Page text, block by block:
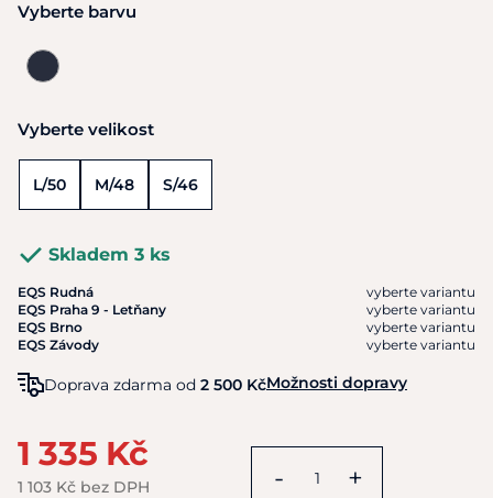
Vyberte barvu
Vyberte velikost
L/50 M/48 S/46
Skladem 3 ks
EQS Rudná
vyberte variantu
EQS Praha 9 - Letňany
vyberte variantu
EQS Brno
vyberte variantu
EQS Závody
vyberte variantu
Doprava zdarma od 2 500 KčMožnosti dopravy
1 335 Kč
1 103 Kč bez DPH - +